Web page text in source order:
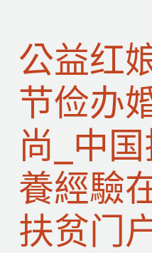
公益红
节俭办
尚_中
養經驗
扶贫门